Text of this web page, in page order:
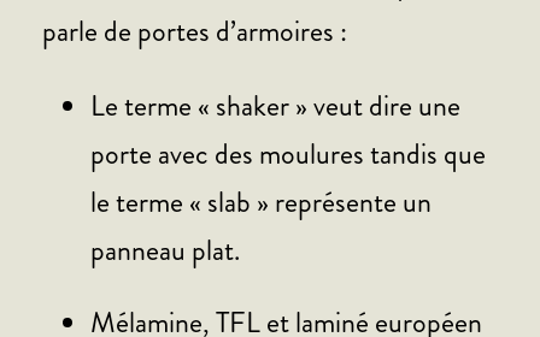
parle de portes d’armoires :
Le terme « shaker » veut dire une
porte avec des moulures tandis que
le terme « slab » représente un
panneau plat.
Mélamine, TFL et laminé européen